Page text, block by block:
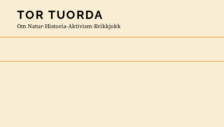
content
TOR TUORDA
Om Natur-Historia-Aktivism-Kvikkjokk